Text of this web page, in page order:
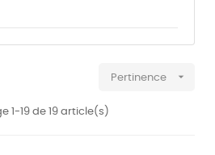
Pertinence 
1-19 de 19 article(s)